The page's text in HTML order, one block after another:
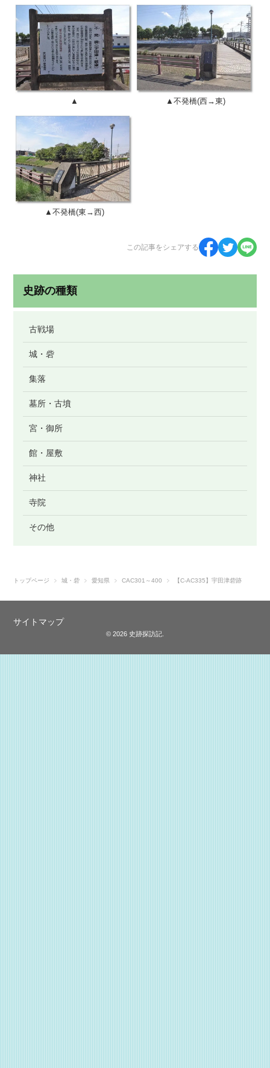
▲ ▲不発橋(西→東)
▲不発橋(東→西)
この記事をシェアする
史跡の種類
古戦場
城・砦
集落
墓所・古墳
宮・御所
館・屋敷
神社
寺院
その他
トップページ 城・砦 愛知県 CAC301～400 【C-AC335】宇田津砦跡
サイトマップ
© 2026 史跡探訪記.